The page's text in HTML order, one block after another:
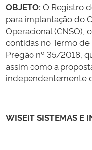
OBJETO: O Registro
para implantação do
Operacional (CNSO),
contidas no Termo
Pregão nº 35/2018,
assim como a
independentemente
WISEIT SISTEMAS E